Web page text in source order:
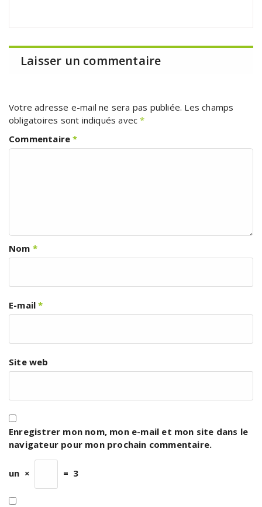
Laisser un commentaire
Votre adresse e-mail ne sera pas publiée. Les champs
obligatoires sont indiqués avec*
Commentaire*
Nom *
E-mail*
Site web
Enregistrer mon nom, mon e-mail et mon site dans le
navigateur pour mon prochain commentaire.
un × = 3